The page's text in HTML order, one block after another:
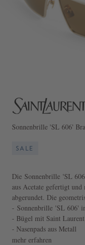
Sonnenbrille 'SL 606'
SALE
Die Sonnenbrille 'SL
aus Acetate gefertigt
abgerundet. Die
moderne Design aus.
- Sonnenbrille 'SL 606'
- Bügel mit Saint
- Nasenpads aus Metall
mehr erfahren